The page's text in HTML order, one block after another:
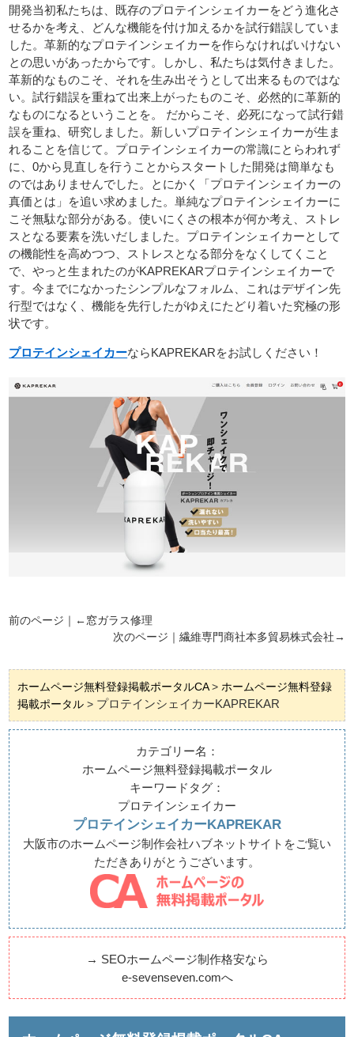
開発当初私たちは、既存のプロテインシェイカーをどう進化さ
せるかを考え、どんな機能を付け加えるかを試行錯誤していま
した。革新的なプロテインシェイカーを作らなければいけない
との思いがあったからです。しかし、私たちは気付きました。
革新的なものこそ、それを生み出そうとして出来るものではな
い。試行錯誤を重ねて出来上がったものこそ、必然的に革新的
なものになるということを。 だからこそ、必死になって試行錯
誤を重ね、研究しました。新しいプロテインシェイカーが生ま
れることを信じて。プロテインシェイカーの常識にとらわれず
に、0から見直しを行うことからスタートした開発は簡単なも
のではありませんでした。とにかく「プロテインシェイカーの
真価とは」を追い求めました。単純なプロテインシェイカーに
こそ無駄な部分がある。使いにくさの根本が何か考え、ストレ
スとなる要素を洗いだしました。プロテインシェイカーとして
の機能性を高めつつ、ストレスとなる部分をなくしてくこと
で、やっと生まれたのがKAPREKARプロテインシェイカーで
す。今までになかったシンプルなフォルム、これはデザイン先
行型ではなく、機能を先行したがゆえにたどり着いた究極の形
状です。
プロテインシェイカーならKAPREKARをお試しください！
前のページ｜←窓ガラス修理
次のページ｜ 繊維専門商社本多貿易株式会社→
ホームページ無料登録掲載ポータルCA> ホームページ無料登録
掲載ポータル > プロテインシェイカーKAPREKAR
カテゴリー名：
ホームページ無料登録掲載ポータル
キーワードタグ：
プロテインシェイカー
プロテインシェイカーKAPREKAR
大阪市のホームページ制作会社ハブネットサイトをご覧い
ただきありがとうございます。
→ SEOホームページ制作格安なら
e-sevenseven.comへ